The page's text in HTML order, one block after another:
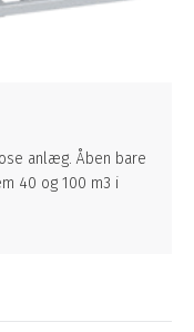
anlæg. Åben bare
40 og 100 m3 i